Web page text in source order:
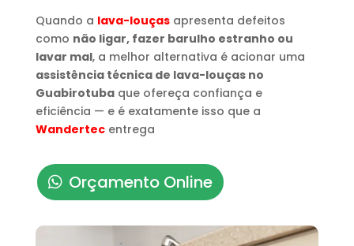
Quando a lava-louçasapresenta defeitos
como não ligar, fazer barulho estranho ou
lavar mal, a melhor alternativa é acionar uma
assistência técnica de lava-louças no
Guabirotubaque ofereça confiança e
eficiência — e é exatamente isso que a
Wandertec entrega
Orçamento Online